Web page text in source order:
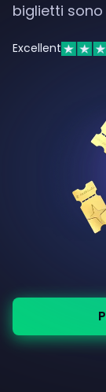
biglietti
Excellent